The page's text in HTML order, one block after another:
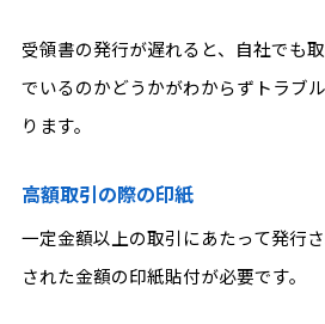
受領書の発行が遅れると、自社でも
でいるのかどうかがわからずトラブ
ります。
高額取引の際の印紙
一定金額以上の取引にあたって発行
された金額の印紙貼付が必要です。